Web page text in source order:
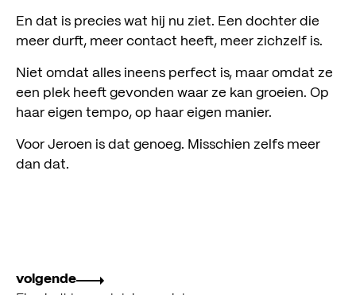
En dat is precies wat hij nu ziet. Een dochter die
meer durft, meer contact heeft, meer zichzelf is.
Niet omdat alles ineens perfect is, maar omdat ze
een plek heeft gevonden waar ze kan groeien. Op
haar eigen tempo, op haar eigen manier.
Voor Jeroen is dat genoeg. Misschien zelfs meer
dan dat.
volgende